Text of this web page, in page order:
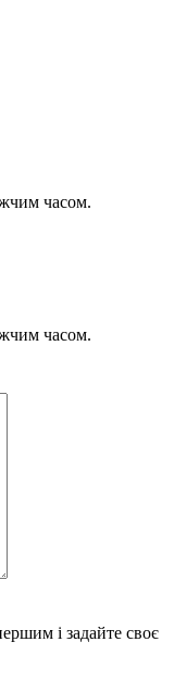
часом.
часом.
і задайте своє